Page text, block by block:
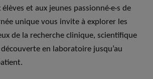
et aux jeunes passionné·e·s de
unique vous invite à explorer les
de la recherche clinique, scientifique
en laboratoire jusqu’au